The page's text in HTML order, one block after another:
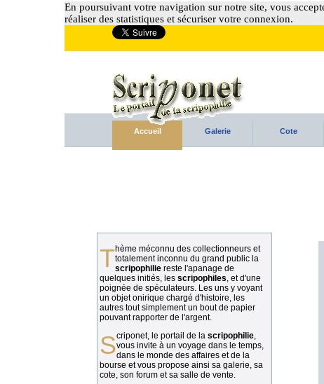
En poursuivant votre navigation sur notre site, vous
réaliser des statistiques et sécuriser votre connexion.
Accueil Galerie Cote
Thème méconnu des collectionneurs ettotalement inconnu du grand public la
scripophilie reste l'apanage de
quelques initiés, les scripophiles, et d'une
poignée de spéculateurs. Les uns y voyant
un objet onirique chargé d'histoire, les
autres tout simplement un bout de papier
pouvant rapporter de l'argent.
Scriponet, le portail de la scripophilie,
vous invite à un voyage dans le temps,
dans le monde des affaires et de la
bourse et vous propose ainsi sa galerie, sa
cote, son forum et sa salle de vente.